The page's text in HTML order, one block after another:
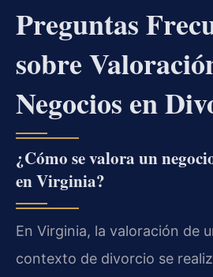
Preguntas
sobre
Negocios en
¿Cómo se valora un
en Virginia?
En Virginia, la valoración de
contexto de divorcio se